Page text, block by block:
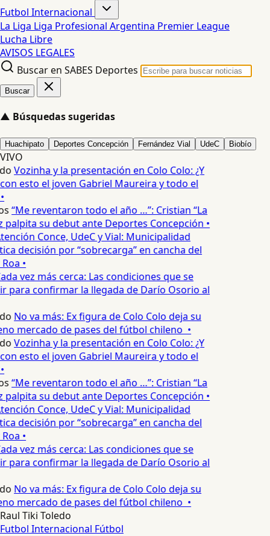
Futbol Internacional
La Liga Liga Profesional Argentina Premier League
Lucha Libre
AVISOS LEGALES
Buscar en SABES Deportes
Buscar
▲ Búsquedas sugeridas
Huachipato Deportes Concepción Fernández Vial UdeC Biobío
VIVO
Vozinha y la presentación en Colo Colo: ¿Y
esto el joven Gabriel Maureira y todo el
“Me reventaron todo el año …”: Cristian “La
palpita su debut ante Deportes Concepción •
Conce, UdeC y Vial: Municipalidad
decisión por “sobrecarga” en cancha del
•
vez más cerca: Las condiciones que se
para confirmar la llegada de Darío Osorio al
No va más: Ex figura de Colo Colo deja su
mercado de pases del fútbol chileno •
Vozinha y la presentación en Colo Colo: ¿Y
esto el joven Gabriel Maureira y todo el
“Me reventaron todo el año …”: Cristian “La
palpita su debut ante Deportes Concepción •
Conce, UdeC y Vial: Municipalidad
decisión por “sobrecarga” en cancha del
•
vez más cerca: Las condiciones que se
para confirmar la llegada de Darío Osorio al
No va más: Ex figura de Colo Colo deja su
mercado de pases del fútbol chileno •
Raul Tiki Toledo
Futbol Internacional Fútbol